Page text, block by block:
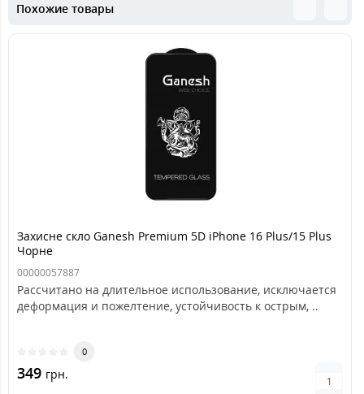
Похожие товары
Захисне скло Ganesh Premium 5D iPhone 16 Plus/15 Plus
Чорне
00000057887
Рассчитано на длительное использование, исключается
деформация и пожелтение, устойчивость к острым, ..
0
349 грн.